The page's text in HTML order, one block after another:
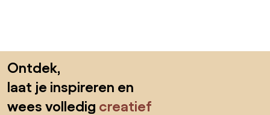
Ontdek,
laat je inspireren en
wees volledig creatief